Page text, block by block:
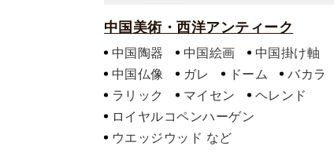
中国美術・西洋アンティーク
中国陶器 中国絵画
中国掛け軸
中国仏像
ガレ ドーム
バカラ
ラリック
マイセン
ヘレンド
ロイヤルコペンハーゲン
ウエッジウッド